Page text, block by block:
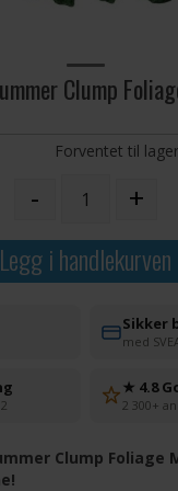
Clump
Forventet til lager
- +
Legg i handlekurven
Sikker
med
★ 4.8
2 300+
Clump Foliage